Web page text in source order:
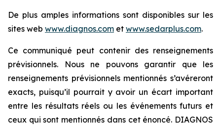
De plus amples informations sont disponibles sur les
sites web www.diagnos.com et www.sedarplus.com.
Ce communiqué peut contenir des renseignements
prévisionnels. Nous ne pouvons garantir que les
renseignements prévisionnels mentionnés s’avéreront
exacts, puisqu’il pourrait y avoir un écart important
entre les résultats réels ou les événements futurs et
ceux qui sont mentionnés dans cet énoncé. DIAGNOS